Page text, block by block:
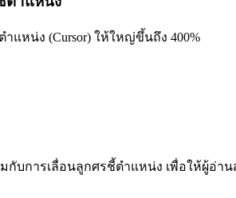
แหน่ง (Cursor) ให้ใหญ่ขึ้นถึง 400%
กับการเลื่อนลูกศรชี้ตำแหน่ง เพื่อให้ผู้อ่